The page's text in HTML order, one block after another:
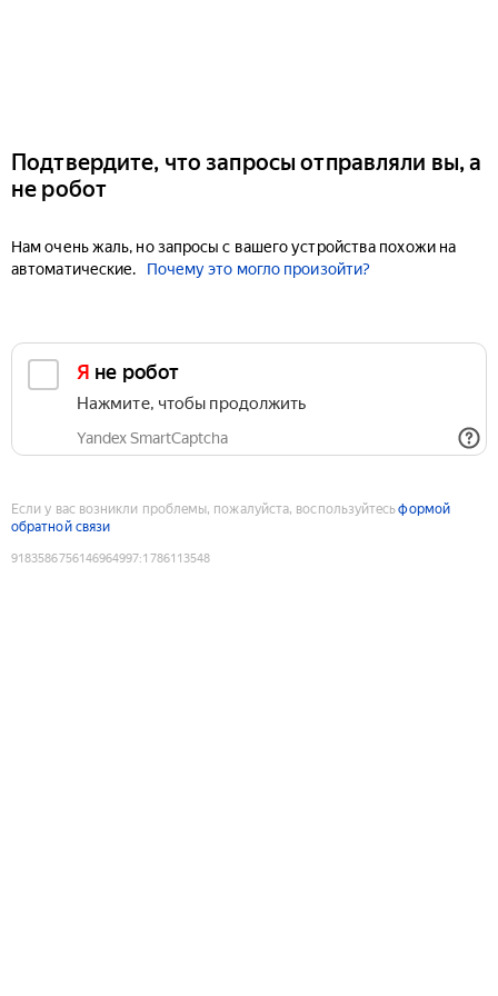
Подтвердите, что запросы отправляли вы, а
не робот
Нам очень жаль, но запросы с вашего устройства похожи на
автоматические.
Почему это могло произойти?
Я не робот
Нажмите, чтобы продолжить
Yandex SmartCaptcha
Если у вас возникли проблемы, пожалуйста, воспользуйтесьформой
обратной связи
9183586756146964997:1786113548